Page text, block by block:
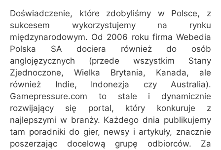
Doświadczenie, które zdobyliśmy w Polsce, z
sukcesem wykorzystujemy na rynku
międzynarodowym. Od 2006 roku firma Webedia
Polska SA dociera również do osób
anglojęzycznych (przede wszystkim Stany
Zjednoczone, Wielka Brytania, Kanada, ale
również Indie, Indonezja czy Australia).
Gamepressure.com to stale i dynamicznie
rozwijający się portal, który konkuruje z
najlepszymi w branży. Każdego dnia publikujemy
tam poradniki do gier, newsy i artykuły, znacznie
poszerzając docelową grupę odbiorców. Za